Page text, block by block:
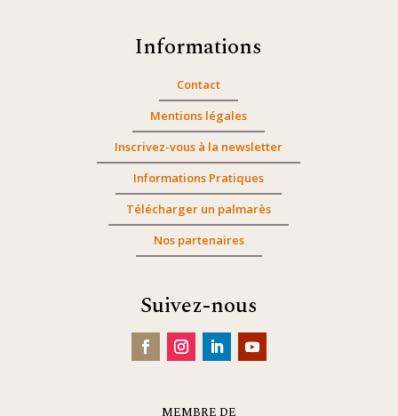
Informations
Contact
Mentions légales
Inscrivez-vous à la newsletter
Informations Pratiques
Télécharger un palmarès
Nos partenaires
Suivez-nous